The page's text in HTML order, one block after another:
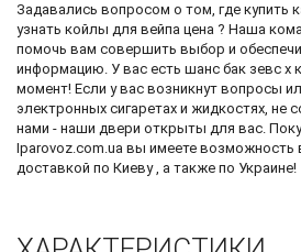
Задавались вопросом о том, где купить
узнать койлы для вейпа цена ? Наша
помочь вам совершить выбор и
информацию. У вас есть шанс бак зевс х
момент! Если у вас возникнут вопросы
электронных сигаретах и жидкостях, не
нами - наши двери открыты для вас.
Iparovoz.com.ua вы имеете возможность
доставкой по Киеву , а также по Украине!